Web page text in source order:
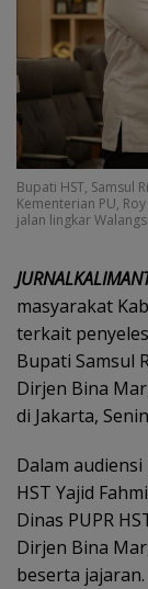
Bupati HST, Samsul
Kementerian PU,
jalan lingkar
masyarakat
terkait
Bupati Samsul
Dirjen Bina
di Jakarta,
Dalam
HST Yajid
Dinas PUPR
Dirjen Bina
beserta jajaran.